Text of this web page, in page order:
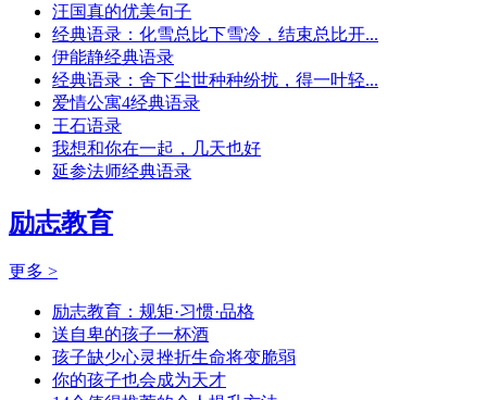
汪国真的优美句子
经典语录：化雪总比下雪冷，结束总比开...
伊能静经典语录
经典语录：舍下尘世种种纷扰，得一叶轻...
爱情公寓4经典语录
王石语录
我想和你在一起，几天也好
延参法师经典语录
励志教育
更多 >
励志教育：规矩·习惯·品格
送自卑的孩子一杯酒
孩子缺少心灵挫折生命将变脆弱
你的孩子也会成为天才